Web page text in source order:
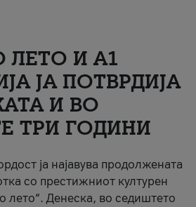
ЛЕТО И A1
ЈА ПОТВРДИЈА
И ВО
ТРИ ГОДИНИ
ја најавува продолжената
со престижниот културен
лето“. Денеска, во седиштето